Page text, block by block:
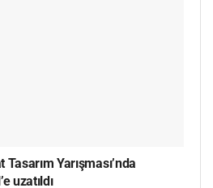
Yarışması’nda
uzatıldı